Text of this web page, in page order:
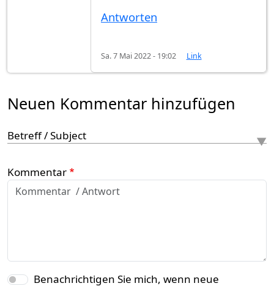
Antworten
Sa. 7 Mai 2022 - 19:02 Link
Neuen Kommentar hinzufügen
Betreff / Subject
Kommentar
Benachrichtigen Sie mich, wenn neue